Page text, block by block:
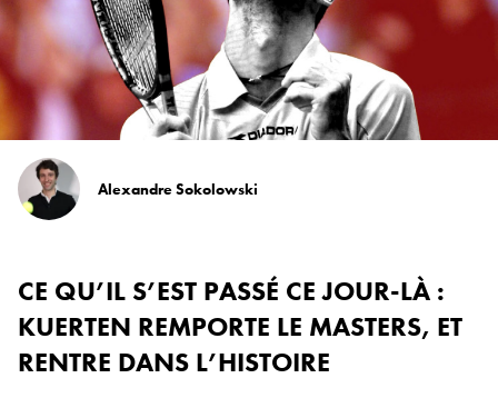
Alexandre Sokolowski
CE QU’IL S’EST PASSÉ CE JOUR-LÀ :
KUERTEN REMPORTE LE MASTERS, ET
RENTRE DANS L’HISTOIRE